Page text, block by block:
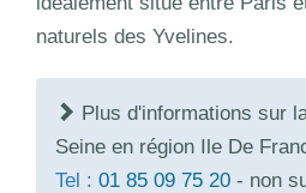
naturels des Yvelines.
Plus d'informations sur
Seine en région Ile De
Tel : 01 85 09 75 20 - non